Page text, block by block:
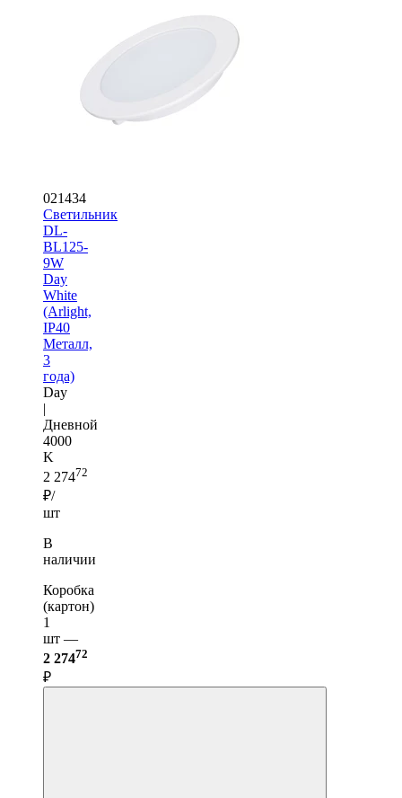
021434
Светильник
DL-
BL125-
9W
Day
White
(Arlight,
IP40
Металл,
3
года)
Day
|
Дневной
4000
K
2 27472
₽/
шт
В
наличии
Коробка
(картон)
1
шт —
2 27472
₽